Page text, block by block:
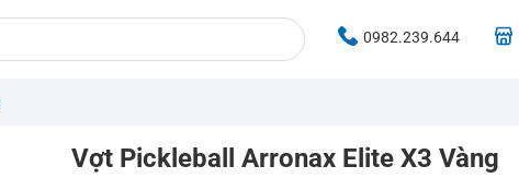
0982.239.644
Vợt Pickleball Arronax Elite X3 Vàng